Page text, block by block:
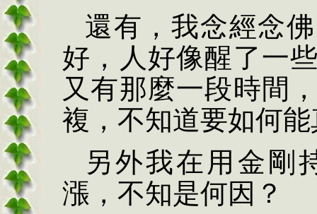
還有，我念經念
好，人好像醒了一
又有那麼一段時間
複，不知道要如何
另外我在用金剛
漲，不知是何因？